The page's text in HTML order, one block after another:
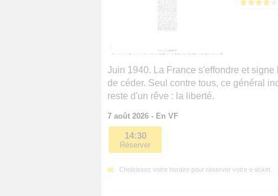
Juin 1940. La France s'effondre et
de céder. Seul contre tous, ce général
reste d'un rêve : la liberté.
7 août 2026 - En VF
14:30
Réserver
Choisissez votre horaire pour réserver votre e-ticket.